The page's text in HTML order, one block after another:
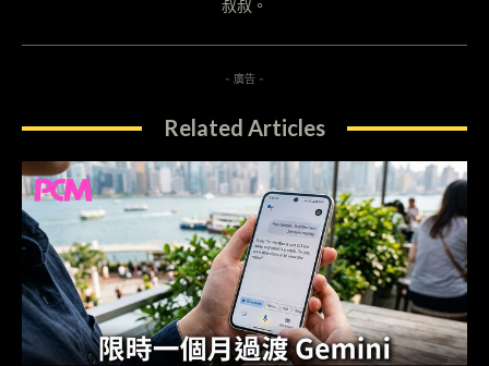
叔叔。
- 廣告 -
Related Articles